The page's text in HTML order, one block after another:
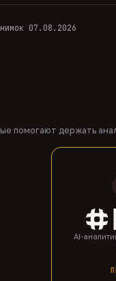
07.08.2026
помогают держать
AI-